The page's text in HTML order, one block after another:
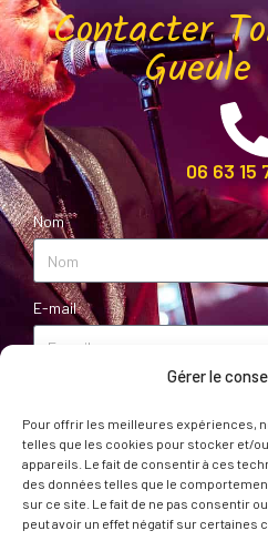
Gérer le
Pour offrir les meilleures expériences,
telles que les cookies pour stocker et/
appareils. Le fait de consentir à ces
des données telles que le
sur ce site. Le fait de ne pas consentir
peut avoir un effet négatif sur certaines
Contacter
Gueule
06 63 15
Nom
E-mail